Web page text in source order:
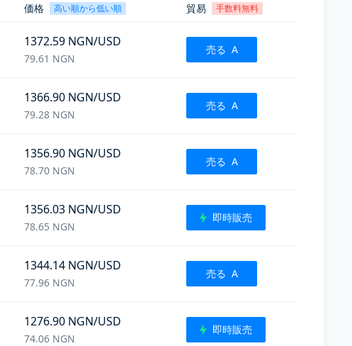
価格 高い順から低い順 貿易 手数料無料
1372.59 NGN/USD
79.61 NGN
売る A
1366.90 NGN/USD
79.28 NGN
売る A
1356.90 NGN/USD
78.70 NGN
売る A
1356.03 NGN/USD
78.65 NGN
即時販売
1344.14 NGN/USD
77.96 NGN
売る A
1276.90 NGN/USD
74.06 NGN
即時販売